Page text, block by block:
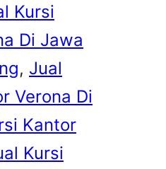
Kursi
Di Jawa
, Jual
Verona Di
Kantor
Kursi